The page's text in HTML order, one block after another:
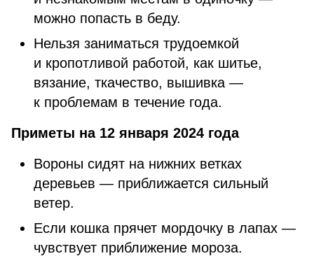
можно попасть в беду.
Нельзя заниматься трудоемкой
и кропотливой работой, как шитье,
вязание, ткачество, вышивка —
к проблемам в течение года.
Приметы на 12 января 2024 года
Вороны сидят на нижних ветках
деревьев — приближается сильный
ветер.
Если кошка прячет мордочку в лапах —
чувствует приближение мороза.